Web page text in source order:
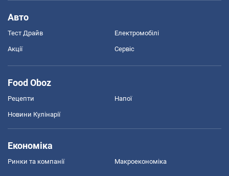
Авто
Тест Драйв Електромобілі
Акції Сервіс
Food Oboz
Рецепти Напої
Новини Кулінарії
Економіка
Ринки та компанії Макроекономіка